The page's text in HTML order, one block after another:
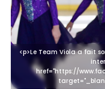
<p>Le Team Viola a fait
href="https://